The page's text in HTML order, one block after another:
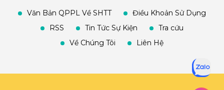
Văn Bản QPPL Về SHTT
Điều Khoản Sử Dụng
RSS
Tin Tức Sự Kiện
Tra cứu
Về Chúng Tôi
Liên Hệ